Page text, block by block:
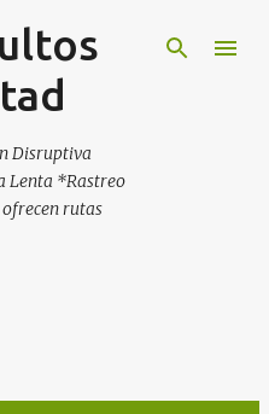
principal
Disruptiva
Lenta *Rastreo
rutas